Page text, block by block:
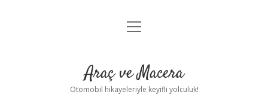
Anasayfa
Yasal Uyarı
menüyü
Araç ve Macera
Otomobil hikayeleriyle keyifli yolculuk!